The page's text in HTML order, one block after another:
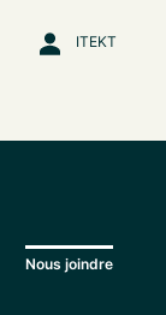
ITEKT
Nous joindre